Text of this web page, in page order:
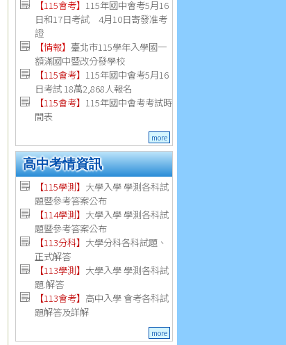
【115會考】 115年國中會考5月16
日和17日考試 4月10日寄發准考
證
【情報】 臺北市115學年入學國一
額滿國中暨改分發學校
【115會考】 115年國中會考5月16
日考試 18萬2,868人報名
【115會考】 115年國中會考考試時
間表
more
高中考情資訊
【115學測】 大學入學 學測各科試
題暨參考答案公布
【114學測】 大學入學 學測各科試
題暨參考答案公布
【113分科】 大學分科各科試題、
正式解答
【113學測】 大學入學 學測各科試
題.解答
【113會考】 高中入學 會考各科試
題解答及詳解
more